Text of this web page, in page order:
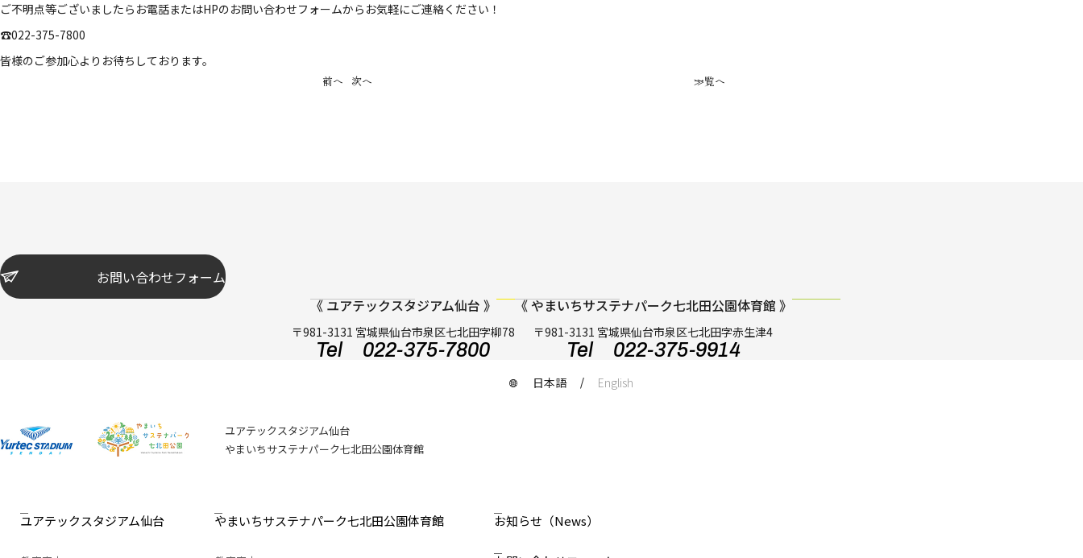
ご不明点等ございましたらお電話またはHPのお問い合わせフォームからお気軽にご連絡ください！
☎022-375-7800
皆様のご参加心よりお待ちしております。
前へ 次へ 一覧へ
お問い合わせフォーム
《 ユアテックスタジアム仙台 》
〒981-3131 宮城県仙台市泉区七北田字柳78
Tel 022-375-7800
《 やまいちサステナパーク七北田公園体育館 》
〒981-3131 宮城県仙台市泉区七北田字赤生津4
Tel 022-375-9914
日本語 English
ユアテックスタジアム仙台
やまいちサステナパーク七北田公園体育館
ユアテックスタジアム仙台 やまいちサステナパーク七北田公園体育館 お知らせ （News）